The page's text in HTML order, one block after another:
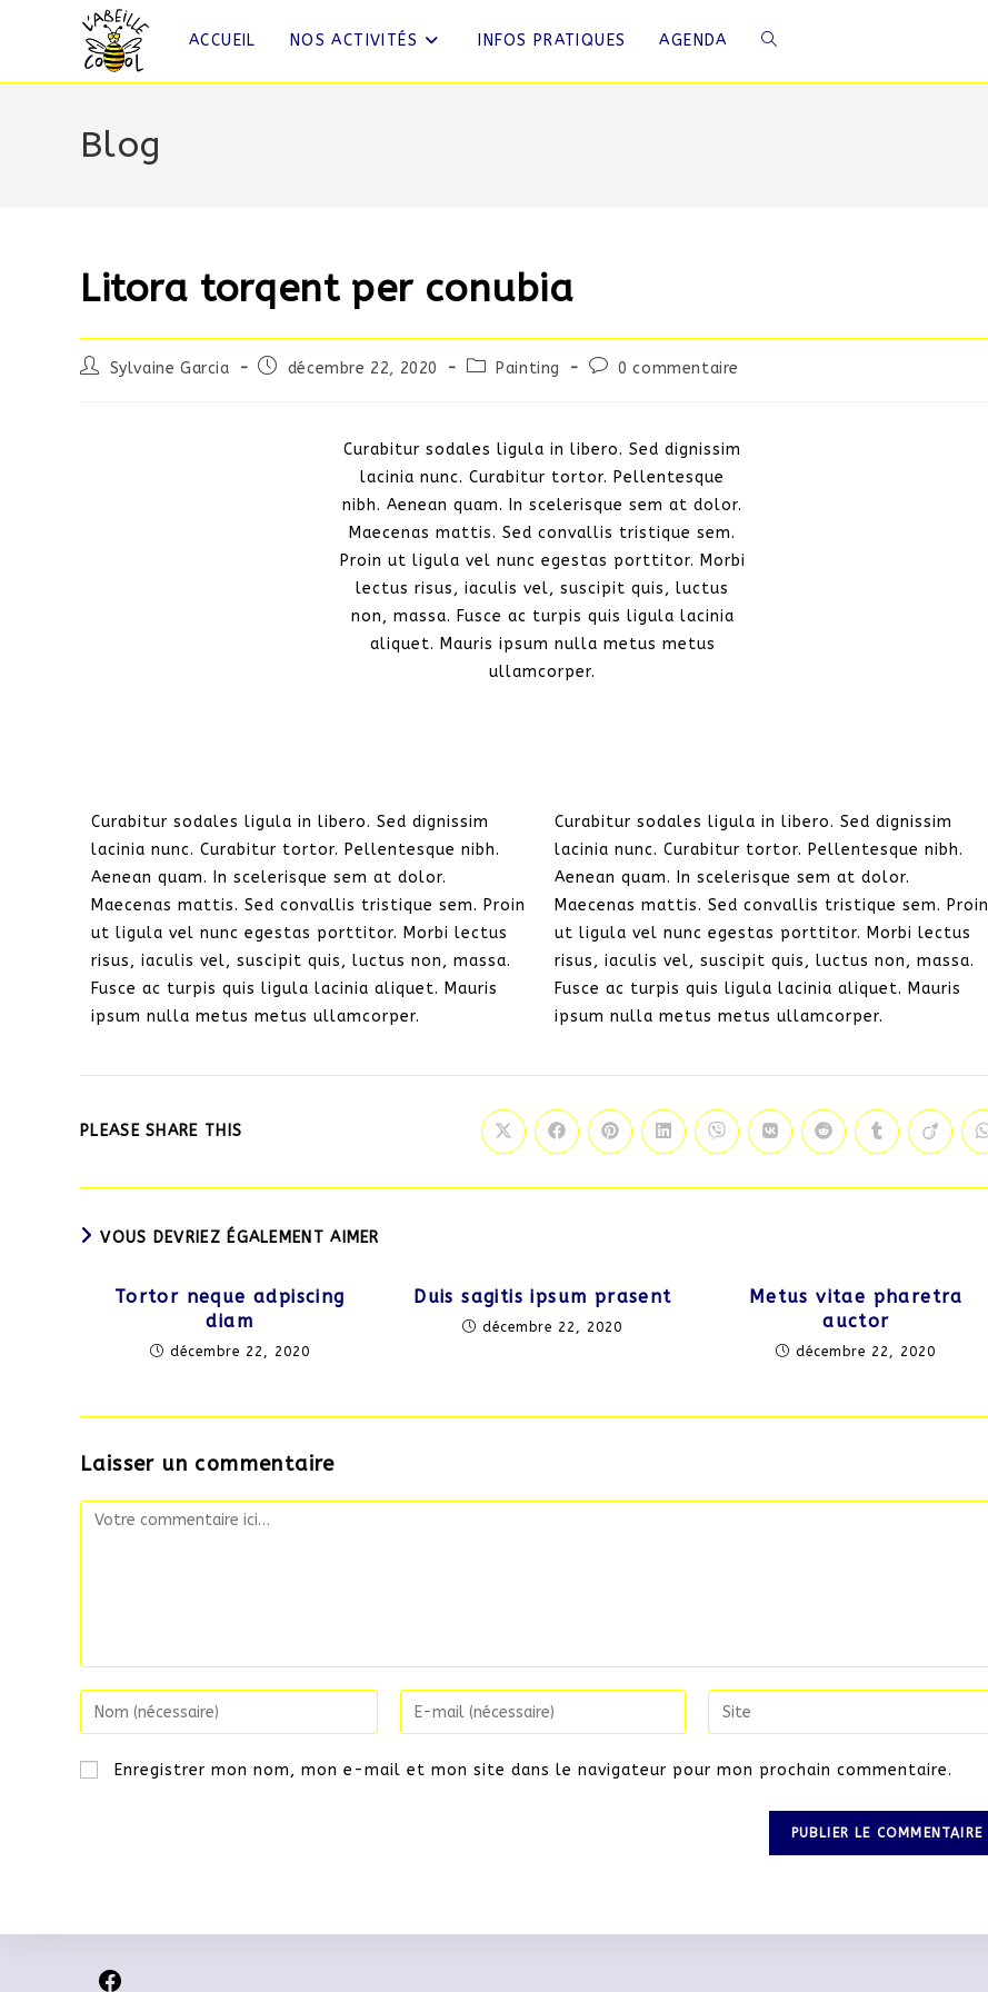
ACCUEIL NOS ACTIVITÉS INFOS PRATIQUES AGENDA
Blog
Litora torqent per conubia
Sylvaine Garcia décembre 22, 2020 Painting 0 commentaire
Curabitur sodales ligula in libero. Sed dignissim
lacinia nunc. Curabitur tortor. Pellentesque
nibh. Aenean quam. In scelerisque sem at dolor.
Maecenas mattis. Sed convallis tristique sem.
Proin ut ligula vel nunc egestas porttitor. Morbi
lectus risus, iaculis vel, suscipit quis, luctus
non, massa. Fusce ac turpis quis ligula lacinia
aliquet. Mauris ipsum nulla metus metus
ullamcorper.
Curabitur sodales ligula in libero. Sed dignissim
lacinia nunc. Curabitur tortor. Pellentesque nibh.
Aenean quam. In scelerisque sem at dolor.
Maecenas mattis. Sed convallis tristique sem. Proin
ut ligula vel nunc egestas porttitor. Morbi lectus
risus, iaculis vel, suscipit quis, luctus non, massa.
Fusce ac turpis quis ligula lacinia aliquet. Mauris
ipsum nulla metus metus ullamcorper.
Curabitur sodales ligula in libero. Sed dignissim
lacinia nunc. Curabitur tortor. Pellentesque nibh.
Aenean quam. In scelerisque sem at dolor.
Maecenas mattis. Sed convallis tristique sem. Proin
ut ligula vel nunc egestas porttitor. Morbi lectus
risus, iaculis vel, suscipit quis, luctus non, massa.
Fusce ac turpis quis ligula lacinia aliquet. Mauris
ipsum nulla metus metus ullamcorper.
PLEASE SHARE THIS
VOUS DEVRIEZ ÉGALEMENT AIMER
Tortor neque adpiscing
diam
décembre 22, 2020
Duis sagitis ipsum prasent
décembre 22, 2020
Metus vitae pharetra
auctor
décembre 22, 2020
Laisser un commentaire
Enregistrer mon nom, mon e-mail et mon site dans le navigateur pour mon prochain commentaire.